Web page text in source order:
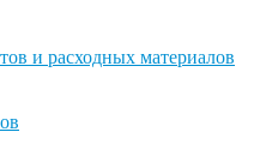
и расходных материалов